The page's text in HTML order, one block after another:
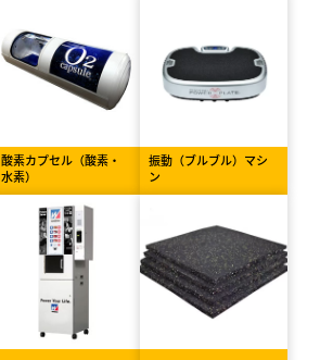
酸素カプセル（酸素・
水素）
振動（ブルブル）マシ
ン